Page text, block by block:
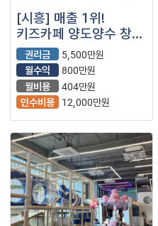
[시흥] 매출 1위!
키즈카페 양도양수 창업
(키카/대관/파티룸)
권리금
5,500만원
월수익
800만원
월비용
404만원
인수비용
12,000만원